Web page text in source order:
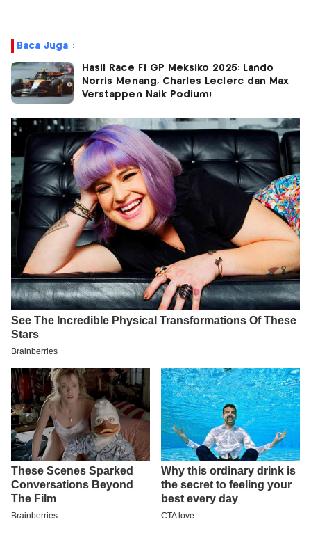
Baca Juga :
Hasil Race F1 GP Meksiko 2025: Lando
Norris Menang, Charles Leclerc dan Max
Verstappen Naik Podium!